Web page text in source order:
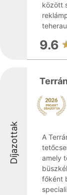
között
9.6
Díjazottak
A
amely
főként